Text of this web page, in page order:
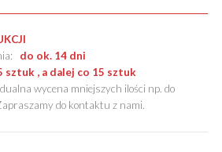
do ok. 14 dni
sztuk , a dalej co 15 sztuk
wycena mniejszych ilości np. do
do kontaktu z nami.